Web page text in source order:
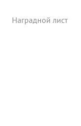
Наградной лист